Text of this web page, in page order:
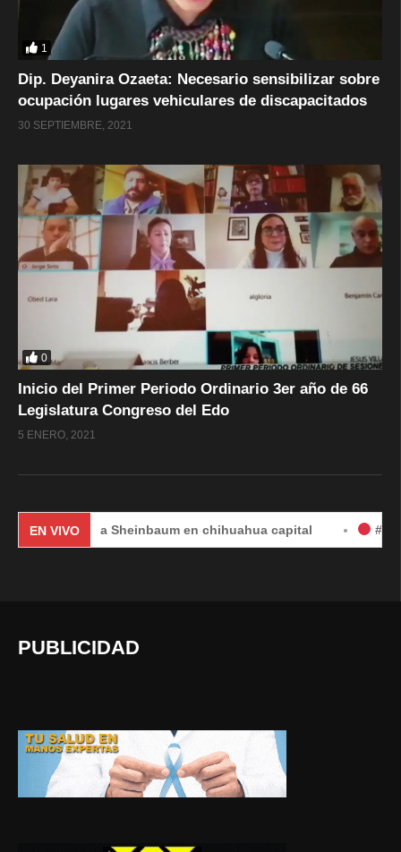
1
Dip. Deyanira Ozaeta: Necesario sensibilizar sobre
ocupación lugares vehiculares de discapacitados
30 SEPTIEMBRE, 2021
0
Inicio del Primer Periodo Ordinario 3er año de 66
Legislatura Congreso del Edo
5 ENERO, 2021
EN VIVO
Sheinbaum en chihuahua capital #EnVivo | DÍA
PUBLICIDAD